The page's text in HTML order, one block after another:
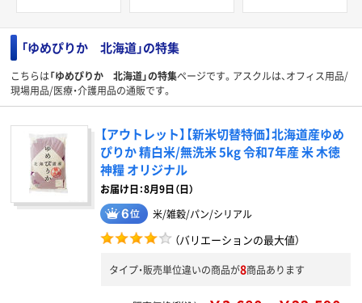
「ゆめぴりか 北海道」の特集
こちらは「ゆめぴりか 北海道」の特集ページです。アスクルは、オフィス用品/
現場用品/医療・介護用品の通販です。
【アウトレット】【新米切替特価】北海道産ゆめ
ぴりか 精白米/無洗米 5kg 令和7年産 米 木徳
神糧 オリジナル
お届け日：8月9日（日）
米/雑穀/パン/シリアル
（バリエーションの最大値）
タイプ・販売単位違いの商品が8商品あります